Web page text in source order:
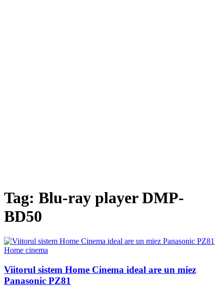
Tag: Blu-ray player DMP-
BD50
Home cinema
Viitorul sistem Home Cinema ideal are un miez
Panasonic PZ81